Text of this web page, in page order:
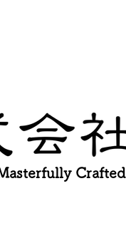
Crafted